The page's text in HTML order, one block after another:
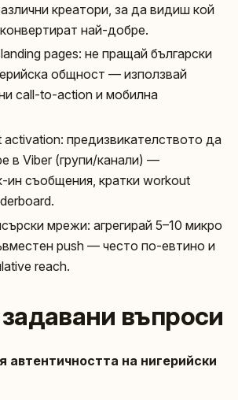
креатори, за да видиш кой
най-добре.
pages: не пращай български
общност — използвай
call-to-action и мобилна
activation: предизвикателството да
в Viber (групи/канали) —
ин съобщения, кратки workout
мрежи: агрегирай 5–10 микро
push — често по-евтино и
reach.
въпроси
автентичността на нигерийски